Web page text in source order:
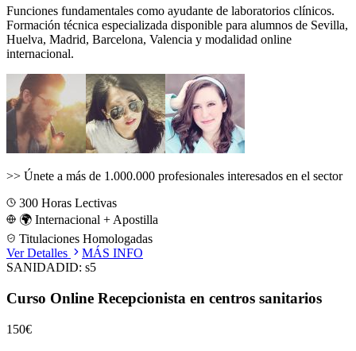
Funciones fundamentales como ayudante de laboratorios clínicos.
Formación técnica especializada disponible para alumnos de Sevilla,
Huelva, Madrid, Barcelona, Valencia y modalidad online
internacional.
>> Únete a más de 1.000.000 profesionales interesados en el sector
300 Horas Lectivas
🌍 Internacional + Apostilla
Titulaciones Homologadas
Ver Detalles
MÁS INFO
SANIDADID: s5
Curso Online Recepcionista en centros sanitarios
150€